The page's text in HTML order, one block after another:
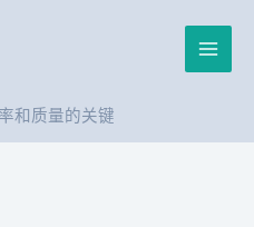
Main
和质量的关键